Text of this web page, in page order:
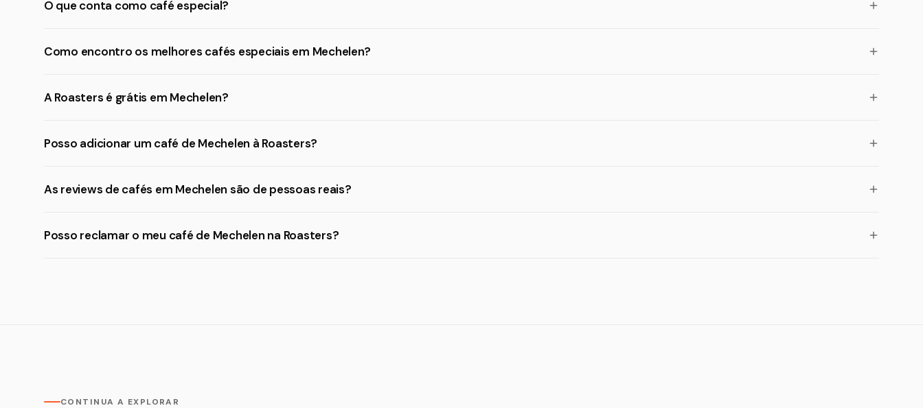
O que conta como café especial?
Como encontro os melhores cafés especiais em Mechelen?
A Roasters é grátis em Mechelen?
Posso adicionar um café de Mechelen à Roasters?
As reviews de cafés em Mechelen são de pessoas reais?
Posso reclamar o meu café de Mechelen na Roasters?
CONTINUA A EXPLORAR